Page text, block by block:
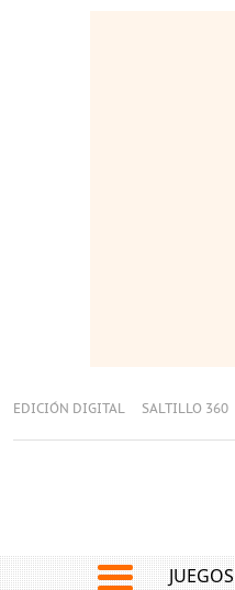
EDICIÓN DIGITAL SALTILLO 360
JUEGOS